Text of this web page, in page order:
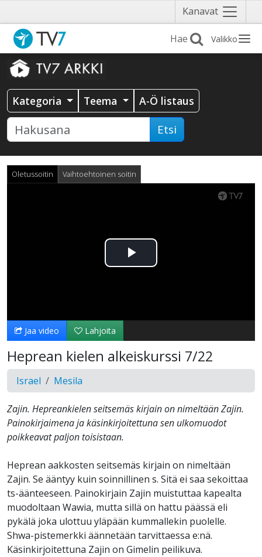
Kanavat Näytä
valikko
Valikko
Kategoria Teema A-Ö listaus
Etsi
Oletussoitin Vaihtoehtoinen soitin
Toista
Jaa video Lahjoita
Heprean kielen alkeiskurssi 7/22
Israel Mesila
Zajin. Hepreankielen seitsemäs kirjain on nimeltään Zajin.
Painokirjaimena ja käsinkirjoitettuna sen ulkomuodot
poikkeavat paljon toisistaan.
Heprean aakkosten seitsemäs kirjain on nimeltään
Zajin. Se ääntyy kuin soinnillinen s. Sitä ei saa sekoittaa
ts-äänteeseen. Painokirjain Zajin muistuttaa kapealta
muodoltaan Wawia, mutta sillä on hattu päässä eli
pykälä joka ulottuu yläpään kummallekin puolelle.
Shwa-pistemerkki äännetään tarvittaessa e:nä.
Käsinkirjoitettuna Zajin on Gimelin peilikuva.